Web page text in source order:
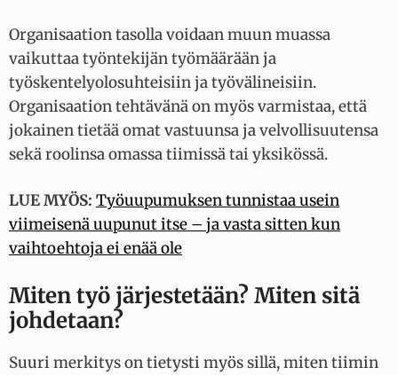
Organisaation tasolla voidaan muun muassa
vaikuttaa työntekijän työmäärään ja
työskentelyolosuhteisiin ja työvälineisiin.
Organisaation tehtävänä on myös varmistaa, että
jokainen tietää omat vastuunsa ja velvollisuutensa
sekä roolinsa omassa tiimissä tai yksikössä.
LUE MYÖS: Työuupumuksen tunnistaa usein
viimeisenä uupunut itse – ja vasta sitten kun
vaihtoehtoja ei enää ole
Miten työ järjestetään? Miten sitä
johdetaan?
Suuri merkitys on tietysti myös sillä, miten tiimin